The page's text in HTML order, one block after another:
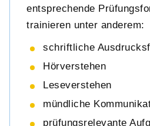
entsprechende
trainieren unter anderem:
schriftliche
Hörverstehen
Leseverstehen
mündliche
prüfungsrelevante